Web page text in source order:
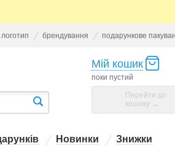
брендування подарункове
Мій кошик
поки пустий
Перейти до
кошику →
Новинки Знижки